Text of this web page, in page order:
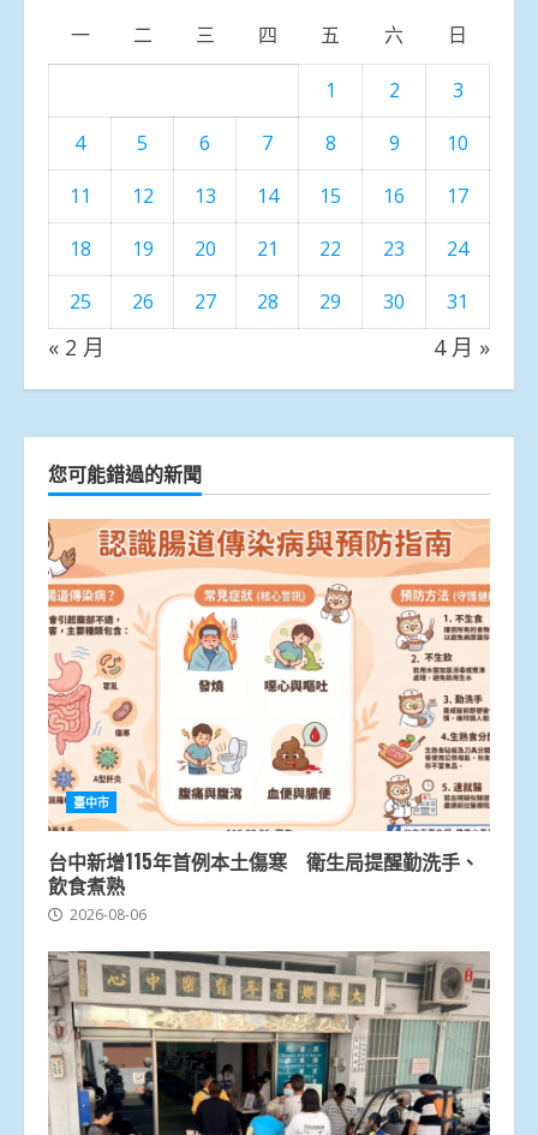
一 二 三 四 五 六 日
1 2
3
4
5 6 7 8 9
10
11
12 13 14 15 16
17
18
19 20 21 22 23
24
25
26 27 28 29 30 31
« 2 月 4 月 »
您可能錯過的新聞
臺中市
台中新增115年首例本土傷寒 衛生局提醒勤洗手、
飲食煮熟
2026-08-06